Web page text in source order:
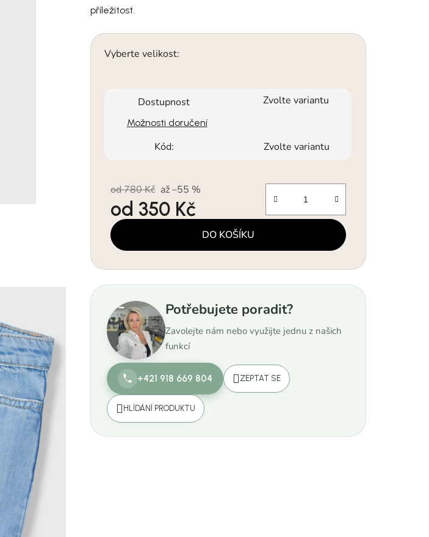
příležitost.
Vyberte velikost:
Dostupnost Zvolte variantu
Možnosti doručení
Kód: Zvolte variantu
od 780 Kč až –55 %
od 350 Kč
Měrná cena: DO KOŠÍKU
Potřebujete poradit?
Zavolejte nám nebo využijte jednu z našich
funkcí
+421 918 669 804 ZEPTAT SE
HLÍDÁNÍ PRODUKTU